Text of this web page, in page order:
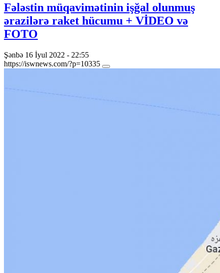
Fələstin müqavimətinin işğal olunmuş
ərazilərə raket hücumu + VİDEO və
FOTO
Şənbə 16 İyul 2022 - 22:55
https://iswnews.com/?p=10335